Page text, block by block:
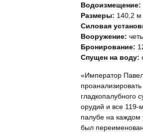
Водоизмещение:
Размеры: 140 2 м
Силовая
Вооружение:
Бронирование:
Спущен на воду:
«Император
проанализировать
гладкопалубного
орудий и все 119-
палубе на каждом
был переименован